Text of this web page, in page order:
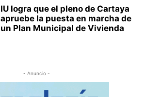
IU logra que el pleno de Cartaya
apruebe la puesta en marcha de
un Plan Municipal de Vivienda
- Anuncio -